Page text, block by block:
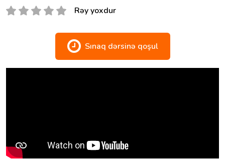
Rəy yoxdur
Sınaq dərsinə qoşul